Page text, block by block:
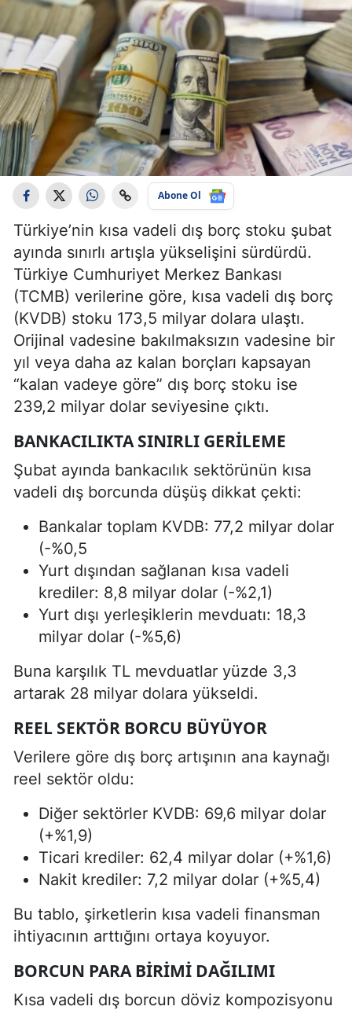
Abone Ol
Türkiye’nin kısa vadeli dış borç stoku şubat
ayında sınırlı artışla yükselişini sürdürdü.
Türkiye Cumhuriyet Merkez Bankası
(TCMB) verilerine göre, kısa vadeli dış borç
(KVDB) stoku 173,5 milyar dolara ulaştı.
Orijinal vadesine bakılmaksızın vadesine bir
yıl veya daha az kalan borçları kapsayan
“kalan vadeye göre” dış borç stoku ise
239,2 milyar dolar seviyesine çıktı.
BANKACILIKTA SINIRLI GERILEME
Şubat ayında bankacılık sektörünün kısa
vadeli dış borcunda düşüş dikkat çekti:
Bankalar toplam KVDB: 77,2 milyar dolar
(-%0,5
Yurt dışından sağlanan kısa vadeli
krediler: 8,8 milyar dolar (-%2,1)
Yurt dışı yerleşiklerin mevduatı: 18,3
milyar dolar (-%5,6)
Buna karşılık TL mevduatlar yüzde 3,3
artarak 28 milyar dolara yükseldi.
REEL SEKTÖR BORCU BÜYÜYOR
Verilere göre dış borç artışının ana kaynağı
reel sektör oldu:
Diğer sektörler KVDB: 69,6 milyar dolar
(+%1,9)
Ticari krediler: 62,4 milyar dolar (+%1,6)
Nakit krediler: 7,2 milyar dolar (+%5,4)
Bu tablo, şirketlerin kısa vadeli finansman
ihtiyacının arttığını ortaya koyuyor.
BORCUN PARA BIRIMI DAĞILIMI
Kısa vadeli dış borcun döviz kompozisyonu